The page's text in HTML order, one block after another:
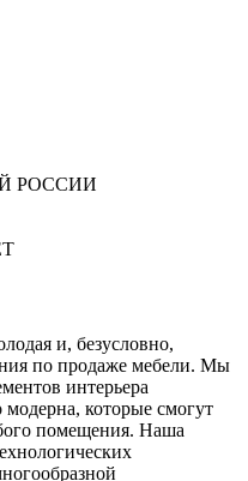
РОССИИ
и, безусловно,
по продаже мебели. Мы
интерьера
модерна, которые смогут
помещения. Наша